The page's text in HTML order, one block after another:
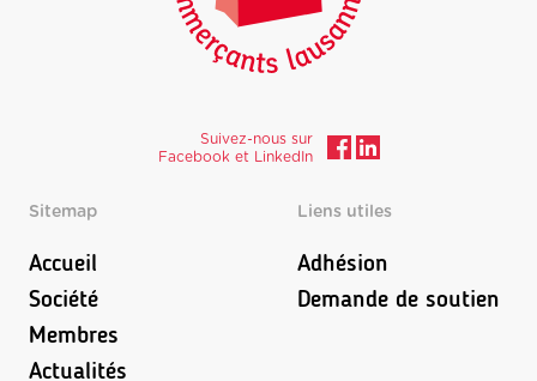
Suivez-nous sur
Facebook et LinkedIn
Sitemap
Accueil
Société
Membres
Actualités
Liens utiles
Adhésion
Demande de soutien